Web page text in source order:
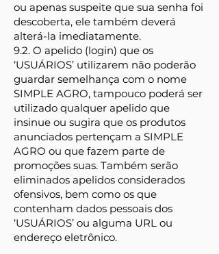
ou apenas suspeite que sua senha foi
descoberta, ele também deverá
alterá-la imediatamente.
9.2. O apelido (login) que os
‘USUÁRIOS’ utilizarem não poderão
guardar semelhança com o nome
SIMPLE AGRO, tampouco poderá ser
utilizado qualquer apelido que
insinue ou sugira que os produtos
anunciados pertençam a SIMPLE
AGRO ou que fazem parte de
promoções suas. Também serão
eliminados apelidos considerados
ofensivos, bem como os que
contenham dados pessoais dos
‘USUÁRIOS’ ou alguma URL ou
endereço eletrônico.